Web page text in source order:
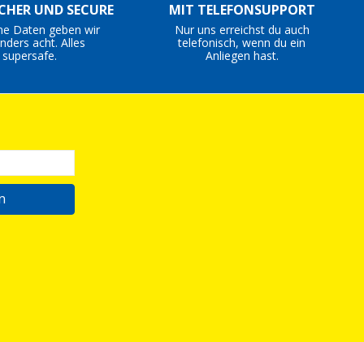
UND SECURE
Daten geben wir
acht. Alles
supersafe.
MIT TELEFONSUPPORT
Nur uns erreichst du auch
telefonisch, wenn du ein
Anliegen hast.